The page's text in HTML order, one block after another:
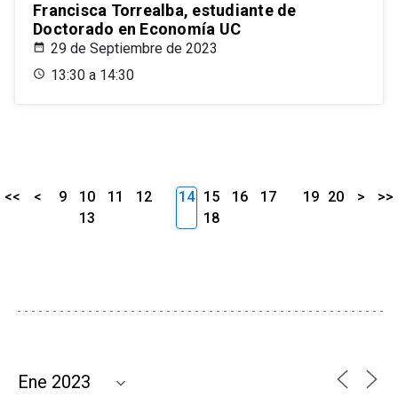
Francisca Torrealba, estudiante de
Doctorado en Economía UC
29 de Septiembre de 2023
13:30 a 14:30
<< < 9 10 11
12
13
14 15 16
17
18
19 20 > >>